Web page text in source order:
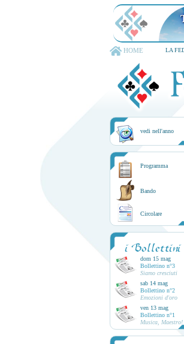
HOME LA
vedi nell'anno
Programma
Bando
Circolare
i Bollettini
dom 15 mag
Bollettino n°3
Siamo cresciuti
sab 14 mag
Bollettino n°2
Emozioni d'oro
ven 13 mag
Bollettino n°1
Musica, Maestro!